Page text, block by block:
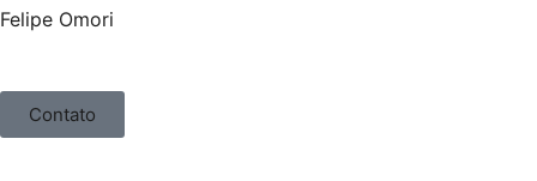
Felipe Omori
Contato